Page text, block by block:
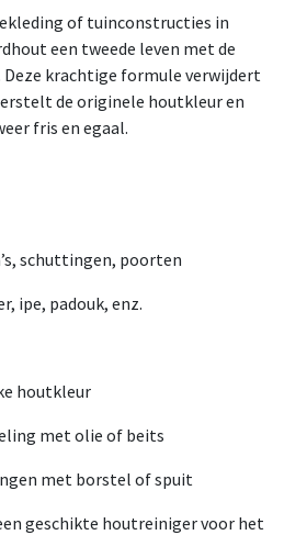
of tuinconstructies in
een tweede leven met de
Deze krachtige formule verwijdert
de originele houtkleur en
fris en egaal.
schuttingen, poorten
ipe, padouk, enz.
houtkleur
met olie of beits
met borstel of spuit
geschikte houtreiniger voor het